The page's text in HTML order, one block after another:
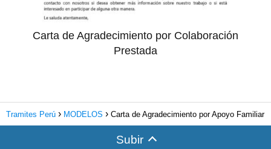
Carta de Agradecimiento por Colaboración
Prestada
Tramites Perú MODELOS Carta de Agradecimiento por Apoyo Familiar
Subir